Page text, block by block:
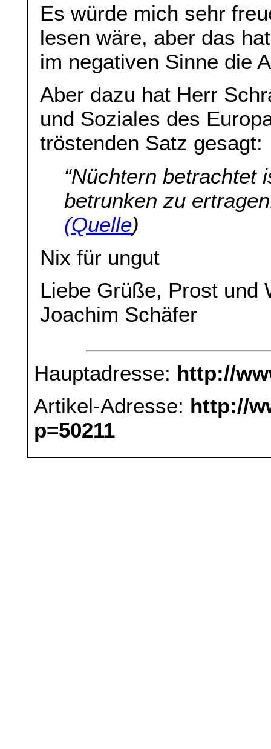
Es würde mich sehr
lesen wäre, aber das
im negativen Sinne die
Aber dazu hat Herr
und Soziales des
tröstenden Satz gesagt:
“Nüchtern betrachtet
betrunken zu
(Quelle)
Nix für ungut
Liebe Grüße, Prost und
Joachim Schäfer
Hauptadresse: http://
Artikel-Adresse: http://
p=50211